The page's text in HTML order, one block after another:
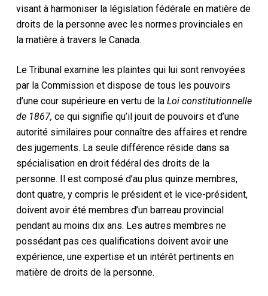
visant à harmoniser la législation fédérale en matière de
droits de la personne avec les normes provinciales en
la matière à travers le Canada.
Le Tribunal examine les plaintes qui lui sont renvoyées
par la Commission et dispose de tous les pouvoirs
d’une cour supérieure en vertu de la Loi constitutionnelle
de 1867, ce qui signifie qu’il jouit de pouvoirs et d’une
autorité similaires pour connaître des affaires et rendre
des jugements. La seule différence réside dans sa
spécialisation en droit fédéral des droits de la
personne. Il est composé d’au plus quinze membres,
dont quatre, y compris le président et le vice-président,
doivent avoir été membres d’un barreau provincial
pendant au moins dix ans. Les autres membres ne
possédant pas ces qualifications doivent avoir une
expérience, une expertise et un intérêt pertinents en
matière de droits de la personne.